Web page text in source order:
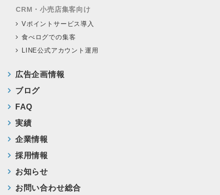
CRM・小売店集客向け
Vポイントサービス導入
食べログでの集客
LINE公式アカウント運用
広告企画情報
ブログ
FAQ
実績
企業情報
採用情報
お知らせ
お問い合わせ総合